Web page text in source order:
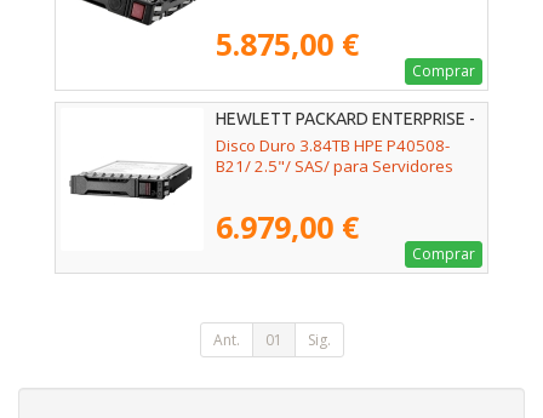
5.875,00 €
Comprar
HEWLETT PACKARD ENTERPRISE -
P40508-B21
Disco Duro 3.84TB HPE P40508-
B21/ 2.5"/ SAS/ para Servidores
6.979,00 €
Comprar
Ant. 01 Sig.